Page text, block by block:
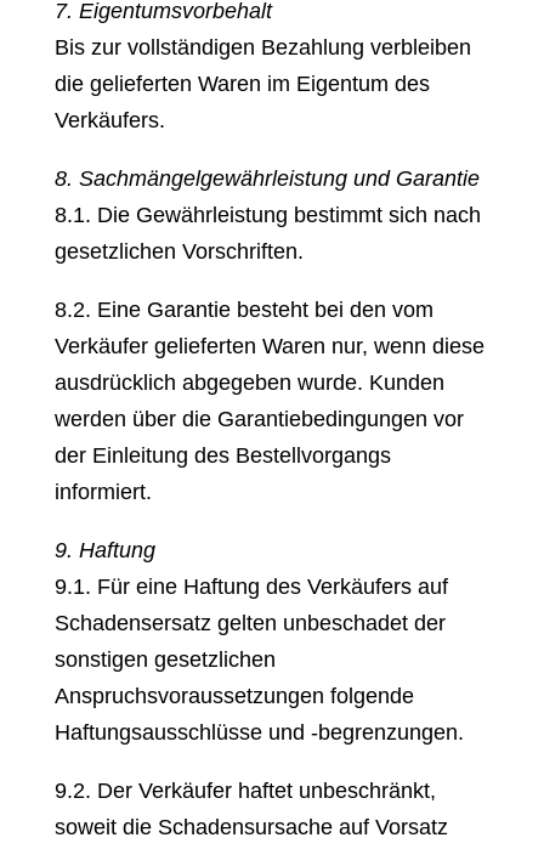
7. Eigentumsvorbehalt
Bis zur vollständigen Bezahlung verbleiben
die gelieferten Waren im Eigentum des
Verkäufers.
8. Sachmängelgewährleistung und Garantie
8.1. Die Gewährleistung bestimmt sich nach
gesetzlichen Vorschriften.
8.2. Eine Garantie besteht bei den vom
Verkäufer gelieferten Waren nur, wenn diese
ausdrücklich abgegeben wurde. Kunden
werden über die Garantiebedingungen vor
der Einleitung des Bestellvorgangs
informiert.
9. Haftung
9.1. Für eine Haftung des Verkäufers auf
Schadensersatz gelten unbeschadet der
sonstigen gesetzlichen
Anspruchsvoraussetzungen folgende
Haftungsausschlüsse und -begrenzungen.
9.2. Der Verkäufer haftet unbeschränkt,
soweit die Schadensursache auf Vorsatz